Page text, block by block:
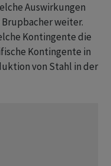
Auswirkungen
weiter.
Kontingente die
Kontingente in
von Stahl in der